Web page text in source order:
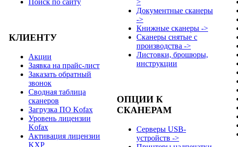
Поиск по сайту
КЛИЕНТУ
Акции
Заявка на прайс-лист
Заказать обратный
звонок
Сводная таблица
сканеров
Загрузка ПО Kofax
Уровень лицензии
Kofax
Активация лицензии
KXP
>
Документные сканеры
->
Книжные сканеры ->
Сканеры снятые с
производства ->
Листовки, брошюры,
инструкции
ОПЦИИ К
СКАНЕРАМ
Серверы USB-
устройств ->